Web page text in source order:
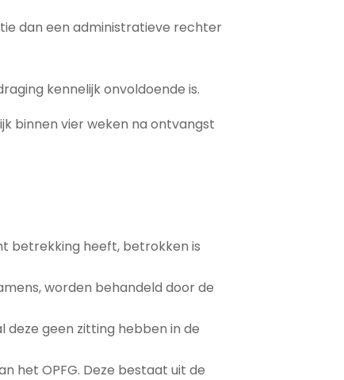
dan een administratieve rechter
kennelijk onvoldoende is.
binnen vier weken na ontvangst
betrekking heeft, betrokken is
worden behandeld door de
geen zitting hebben in de
het OPFG. Deze bestaat uit de